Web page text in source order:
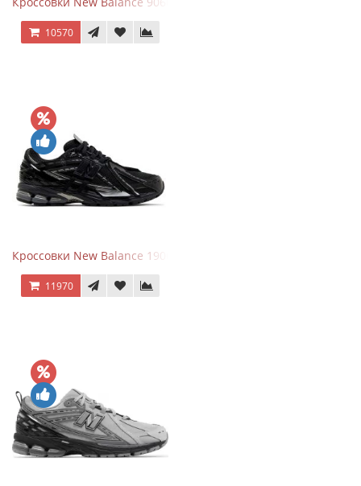
10570
Кроссовки New Balance 1906A Black Silver
11970